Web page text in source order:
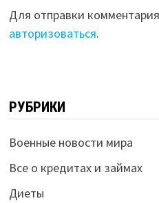
Для отправки
авторизоваться.
РУБРИКИ
Военные новости мира
Все о кредитах и займах
Диеты